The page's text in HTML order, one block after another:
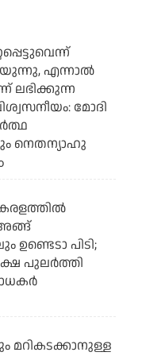
എന്നാല്‍
ലഭിക്കുന്ന
മോദി
നെതന്യാഹു
അങ്ങ്
ഉണ്ടെടാ പിടി;
പുലര്‍ത്തി
മറികടക്കാനുള്ള